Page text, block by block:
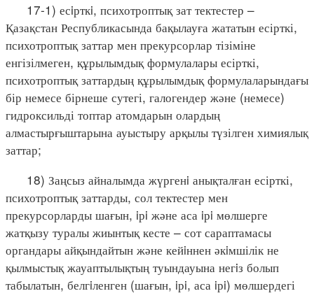
17-1) есiрткi, психотроптық зат тектестер –
Қазақстан Республикасында бақылауға жататын есірткі,
психотроптық заттар мен прекурсорлар тізіміне
енгізілмеген, құрылымдық формулалары есірткі,
психотроптық заттардың құрылымдық формулаларындағы
бір немесе бірнеше сутегі, галогендер және (немесе)
гидроксильді топтар атомдарын олардың
алмастырғыштарына ауыстыру арқылы түзілген химиялық
заттар;
18) Заңсыз айналымда жүргенi анықталған есірткі,
психотроптық заттарды, сол тектестер мен
прекурсорларды шағын, iрi және аса iрi мөлшерге
жатқызу туралы жиынтық кесте – сот сараптамасы
органдары айқындайтын және кейiннен әкiмшілік не
қылмыстық жауаптылықтың туындауына негiз болып
табылатын, белгiленген (шағын, iрi, аса iрi) мөлшердегі